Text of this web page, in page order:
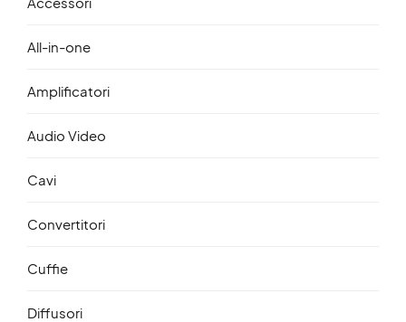
All-in-one
Amplificatori
Audio Video
Cavi
Convertitori
Cuffie
Diffusori